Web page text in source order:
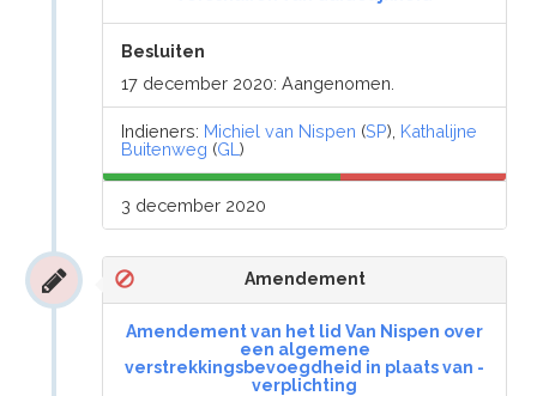
Besluiten
17 december 2020: Aangenomen.
Indieners: Michiel van Nispen (SP), Kathalijne
Buitenweg (GL)
3 december 2020
Amendement
Amendement van het lid Van Nispen over
een algemene
verstrekkingsbevoegdheid in plaats van -
verplichting